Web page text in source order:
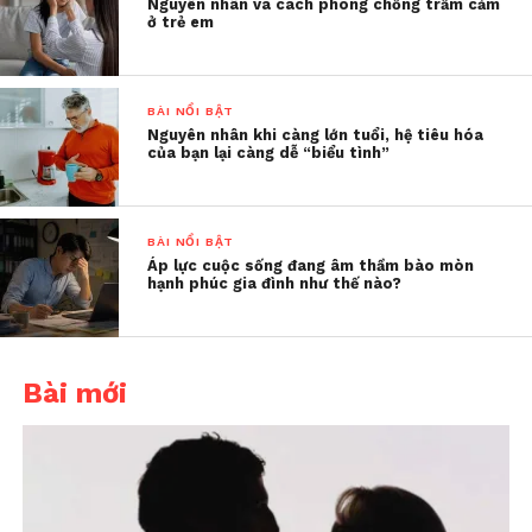
cài đặt ứng dụng VNeIDgiả mạo.
Chị D.T chia sẻ, chị nhận cuộc gọi từ kẻ giả danh
công an yêu cầu cài ứng dụng VNeID. Sau khi làm
theo hướng dẫn, toàn bộ số tiền trong tài khoản
ngân hàng của chị đã bị rút sạch. Không chỉ vậy,
các tài khoản mạng xã hội cũng bị chiếm quyền
kiểm soát.
Nguyên nhân và cách phòng chống trầm cảm
ở trẻ em
BÀI NỔI BẬT
Nguyên nhân khi càng lớn tuổi, hệ tiêu hóa
của bạn lại càng dễ “biểu tình”
BÀI NỔI BẬT
Áp lực cuộc sống đang âm thầm bào mòn
hạnh phúc gia đình như thế nào?
Bài mới